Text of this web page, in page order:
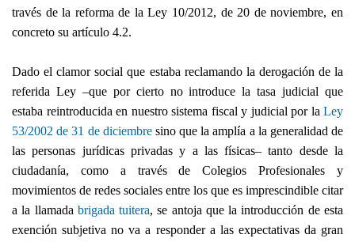
través de la reforma de la Ley 10/2012, de 20 de noviembre, en
concreto su artículo 4.2.
Dado el clamor social que estaba reclamando la derogación de la
referida Ley –que por cierto no introduce la tasa judicial que
estaba reintroducida en nuestro sistema fiscal y judicial por la Ley
53/2002de 31 de diciembresino que la amplía a la generalidad de
las personas jurídicas privadas y a las físicas– tanto desde la
ciudadanía, como a través de Colegios Profesionales y
movimientos de redes sociales entre los que es imprescindible citar
a la llamada brigada tuitera, se antoja que la introducción de esta
exención subjetiva no va a responder a las expectativas da gran